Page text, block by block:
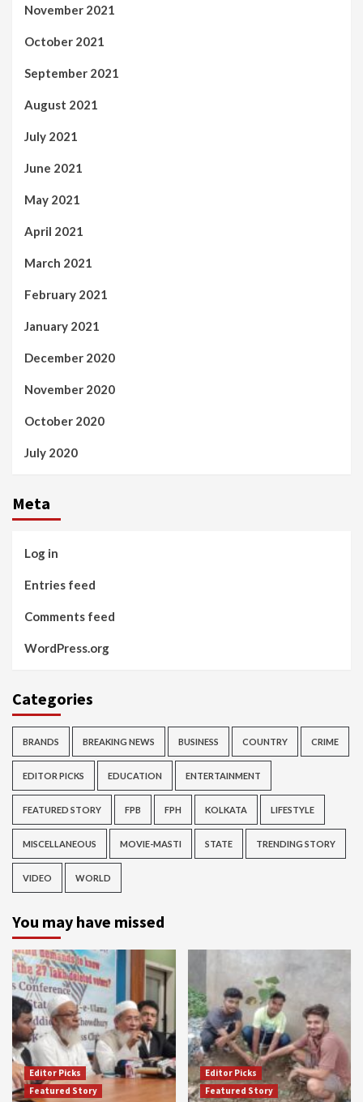
November 2021
October 2021
September 2021
August 2021
July 2021
June 2021
May 2021
April 2021
March 2021
February 2021
January 2021
December 2020
November 2020
October 2020
July 2020
Meta
Log in
Entries feed
Comments feed
WordPress.org
Categories
BRANDS BREAKING NEWS BUSINESS COUNTRY CRIME
EDITOR PICKS EDUCATION ENTERTAINMENT
FEATURED STORY FPB FPH KOLKATA LIFESTYLE
MISCELLANEOUS MOVIE-MASTI STATE TRENDING STORY
VIDEO WORLD
You may have missed
Editor Picks
Featured Story
Editor Picks
Featured Story